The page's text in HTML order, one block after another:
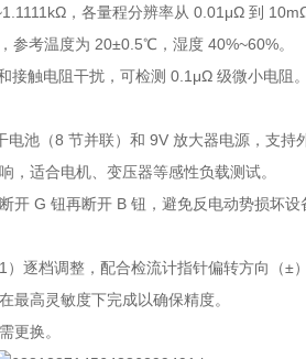
，各量程分辨率从 0.01μΩ 到
参考温度为 20±0.5℃，湿度 40%~60%。
触电阻干扰，可检测 0.1μΩ 级微小电阻。
池（8 节并联）和 9V 放大器电源，支持
，适合电机、变压器等感性负载测试。
G 钮再断开 B 钮，避免反电动势损坏设
逐档调整，配合检流计指针偏转方向（±
最高灵敏度下完成以确保精度。
更换。